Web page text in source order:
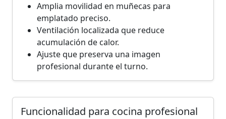
Amplia movilidad en muñecas para
emplatado preciso.
Ventilación localizada que reduce
acumulación de calor.
Ajuste que preserva una imagen
profesional durante el turno.
Funcionalidad para cocina profesional